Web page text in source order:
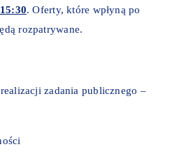
. Oferty, które wpłyną po
rozpatrywane.
zadania publicznego –